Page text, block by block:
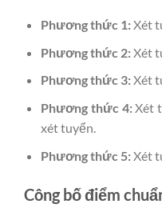
Phương thức 1:Xét
Phương thức 2:Xét
Phương thức 3:Xét
Phương thức 4:Xét
xét tuyển.
Phương thức 5:Xét
Công bố điểm